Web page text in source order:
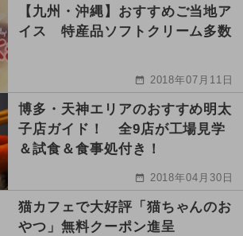
【九州・沖縄】おすすめご当地ア
イス 特産品ソフトクリーム多数
2018年07月11日
博多・天神エリアのおすすめ明太
子店ガイド！ 全9店が工場見学
＆試食＆食事処付き！
2018年04月30日
猫カフェで大好評「猫ちゃんのお
やつ」無料クーポン進呈